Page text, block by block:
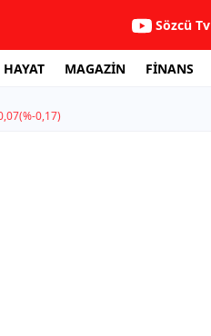
Sözcü Tv
HAYAT MAGAZİN FİNANS
(%-0,17)